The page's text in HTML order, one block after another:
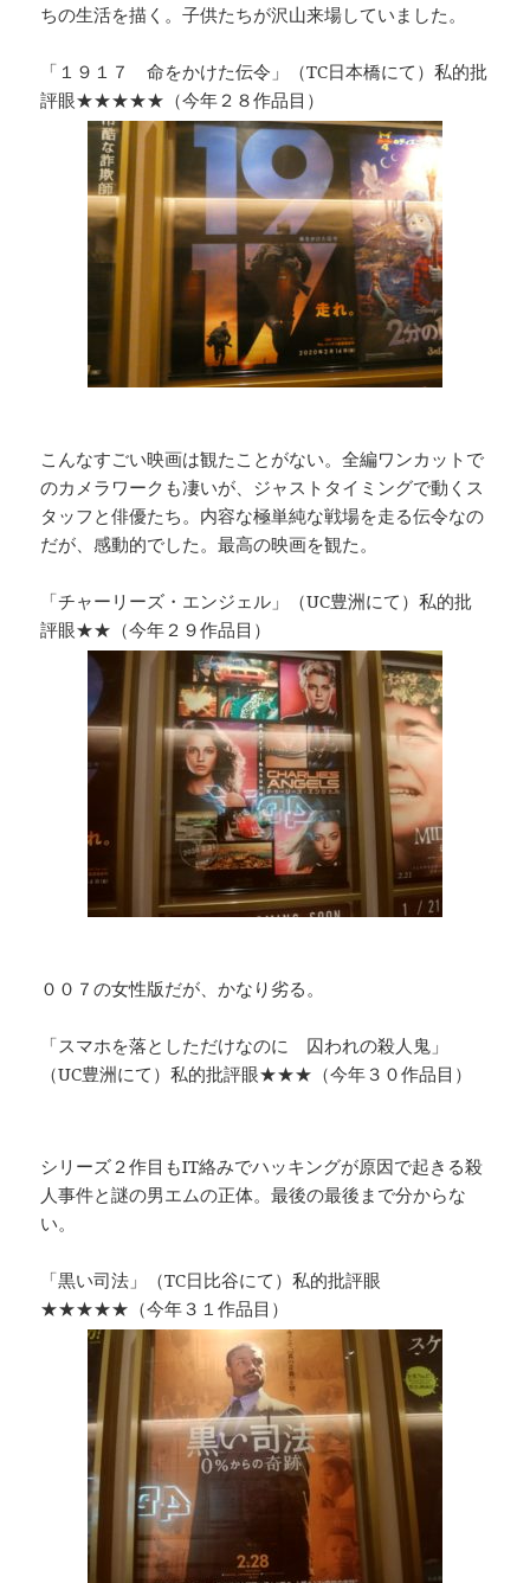
ちの生活を描く。子供たちが沢山来場していました。
「１９１７ 命をかけた伝令」（TC日本橋にて）私的批
評眼★★★★★（今年２８作品目）
こんなすごい映画は観たことがない。全編ワンカットで
のカメラワークも凄いが、ジャストタイミングで動くス
タッフと俳優たち。内容な極単純な戦場を走る伝令なの
だが、感動的でした。最高の映画を観た。
「チャーリーズ・エンジェル」（UC豊洲にて）私的批
評眼★★（今年２９作品目）
００７の女性版だが、かなり劣る。
「スマホを落としただけなのに 囚われの殺人鬼」
（UC豊洲にて）私的批評眼★★★（今年３０作品目）
シリーズ２作目もIT絡みでハッキングが原因で起きる殺
人事件と謎の男エムの正体。最後の最後まで分からな
い。
「黒い司法」（TC日比谷にて）私的批評眼
★★★★★（今年３１作品目）